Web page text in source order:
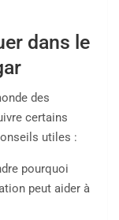
dans le
des
certains
utiles :
pourquoi
peut aider à